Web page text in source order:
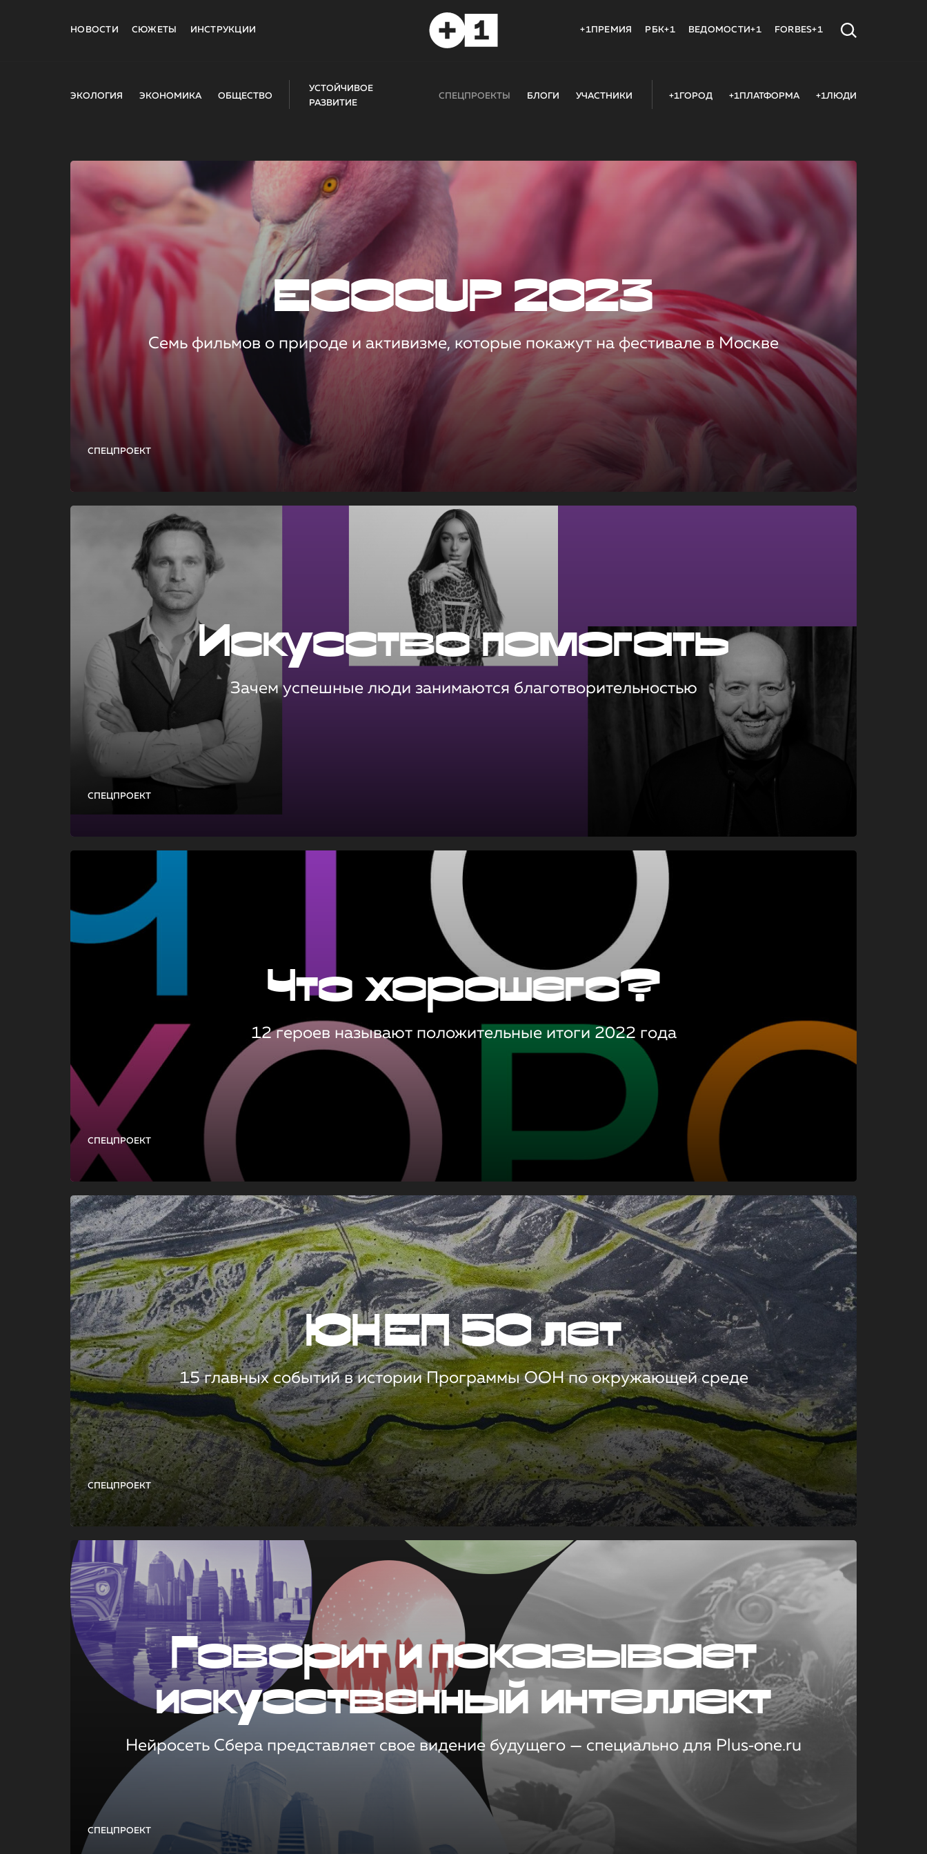
НОВОСТИ СЮЖЕТЫ ИНСТРУКЦИИ +1ПРЕМИЯ РБК+1 ВЕДОМОСТИ+1 FORBES+1
ЭКОЛОГИЯ ЭКОНОМИКА ОБЩЕСТВО
УСТОЙЧИВОЕ
РАЗВИТИЕ
СПЕЦПРОЕКТЫ БЛОГИ УЧАСТНИКИ +1ГОРОД +1ПЛАТФОРМА +1ЛЮДИ
СПЕЦПРОЕКТ
ECOCUP 2023
Семь фильмов о природе и активизме, которые покажут на фестивале в Москве
СПЕЦПРОЕКТ
Искусство помогать
Зачем успешные люди занимаются благотворительностью
СПЕЦПРОЕКТ
Что хорошего?
12 героев называют положительные итоги 2022 года
СПЕЦПРОЕКТ
ЮНЕП 50 лет
15 главных событий в истории Программы ООН по окружающей среде
СПЕЦПРОЕКТ
Говорит и показывает
искусственный интеллект
Нейросеть Сбера представляет свое видение будущего — специально для Plus‑one.ru